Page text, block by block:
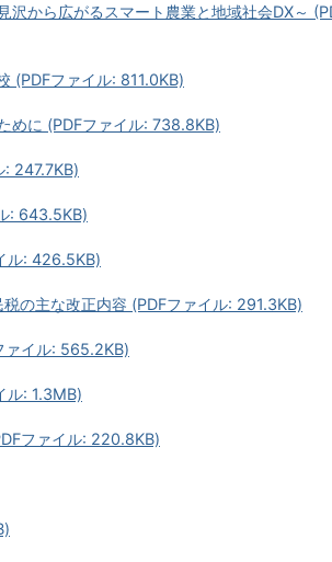
から広がるスマート農業と地域社会DX～
(PDFファイル: 811.0KB)
めに (PDFファイル: 738.8KB)
: 247.7KB)
: 643.5KB)
ル: 426.5KB)
の主な改正内容 (PDFファイル: 291.3KB)
ァイル: 565.2KB)
ル: 1.3MB)
ファイル: 220.8KB)